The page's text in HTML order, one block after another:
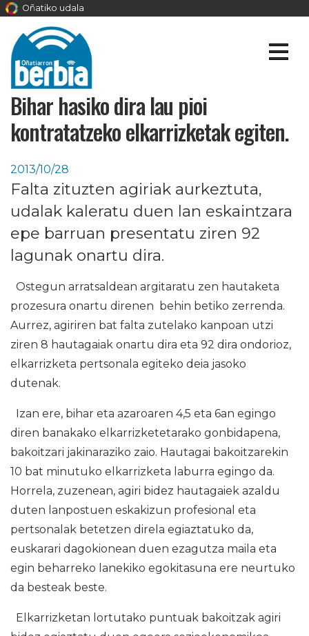
Oñatiko udala
Bihar hasiko dira lau pioi
kontratatzeko elkarrizketak egiten.
2013/10/28
Falta zituzten agiriak aurkeztuta,
udalak kaleratu duen lan eskaintzara
epe barruan presentatu ziren 92
lagunak onartu dira.
Ostegun arratsaldean argitaratu zen hautaketa
prozesura onartu direnen behin betiko zerrenda.
Aurrez, agiriren bat falta zutelako kanpoan utzi
ziren 8 hautagaiak onartu dira eta 92 dira ondorioz,
elkarrizketa pertsonala egiteko deia jasoko
dutenak.
Izan ere, bihar eta azaroaren 4,5 eta 6an egingo
diren banakako elkarrizketetarako gonbidapena,
bakoitzari jakinaraziko zaio. Hautagai bakoitzarekin
10 bat minutuko elkarrizketa laburra egingo da.
Horrela, zuzenean, agiri bidez hautagaiek azaldu
duten lanpostuen eskakizun profesional eta
pertsonalak betetzen direla egiaztatuko da,
euskarari dagokionean duen ezagutza maila eta
egin beharreko lanekiko egokitasuna ere neurtuko
da besteak beste.
Elkarrizketan lortutako puntuak bakoitzak agiri